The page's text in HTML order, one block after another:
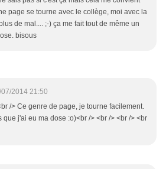
page se tourne avec le collège, moi avec la
de mal.... ;-) ça me fait tout de même un
bisous
07/2014 21:50
/> Ce genre de page, je tourne facilement.
que j'ai eu ma dose :o)<br /> <br /> <br /> <br